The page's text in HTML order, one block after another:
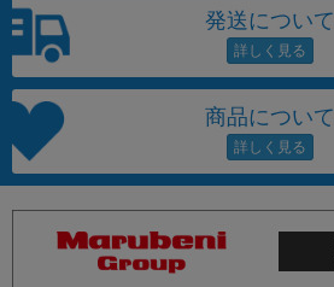
発送について
商品について